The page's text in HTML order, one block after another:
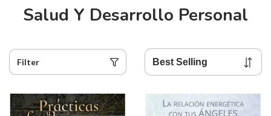
Salud Y Desarrollo Personal
Filter